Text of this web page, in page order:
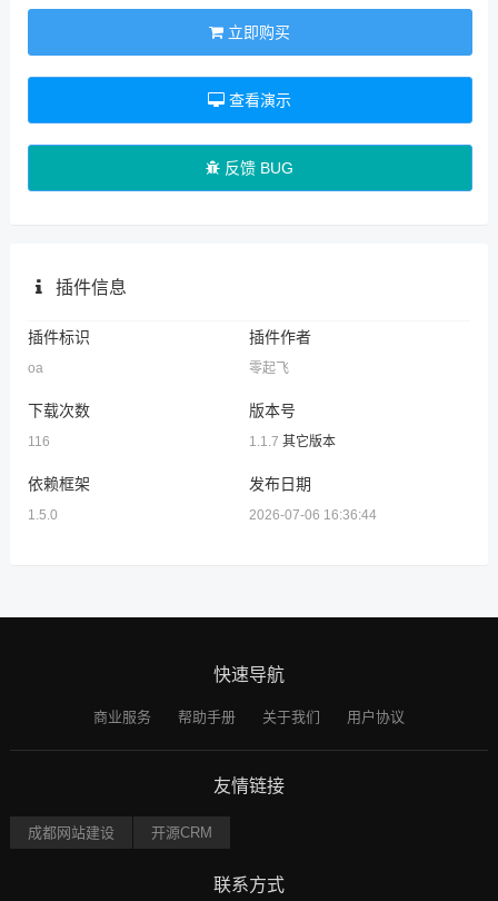
立即购买
查看演示
反馈 BUG
插件信息
插件标识
oa
插件作者
零起飞
下载次数
116
版本号
1.1.7 其它版本
依赖框架
1.5.0
发布日期
2026-07-06 16:36:44
快速导航
商业服务 帮助手册 关于我们 用户协议
友情链接
成都网站建设 开源CRM
联系方式